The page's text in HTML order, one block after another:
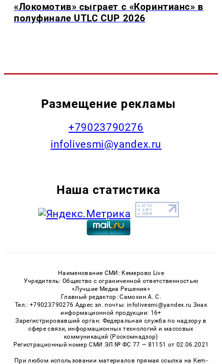
«Локомотив» сыграет с «Коринтианс» в
полуфинале UTLC CUP 2026
Размещение рекламы
+79023790276
infolivesmi@yandex.ru
Наша статистика
Наименование СМИ: Кемерово Live
Учредитель: Общество с ограниченной ответственностью
«Лучшие Медиа Решения»
Главный редактор: Самохин А. С.
Тел.: +79023790276 Адрес эл. почты: infolivesmi@yandex.ru Знак
информационной продукции: 16+
Зарегистрировавший орган: Федеральная служба по надзору в
сфере связи, информационных технологий и массовых
коммуникаций (Роскомнадзор)
Регистрационный номер СМИ ЭЛ № ФС 77 — 81151 от 02.06.2021
При любом использовании материалов прямая ссылка на Kem-